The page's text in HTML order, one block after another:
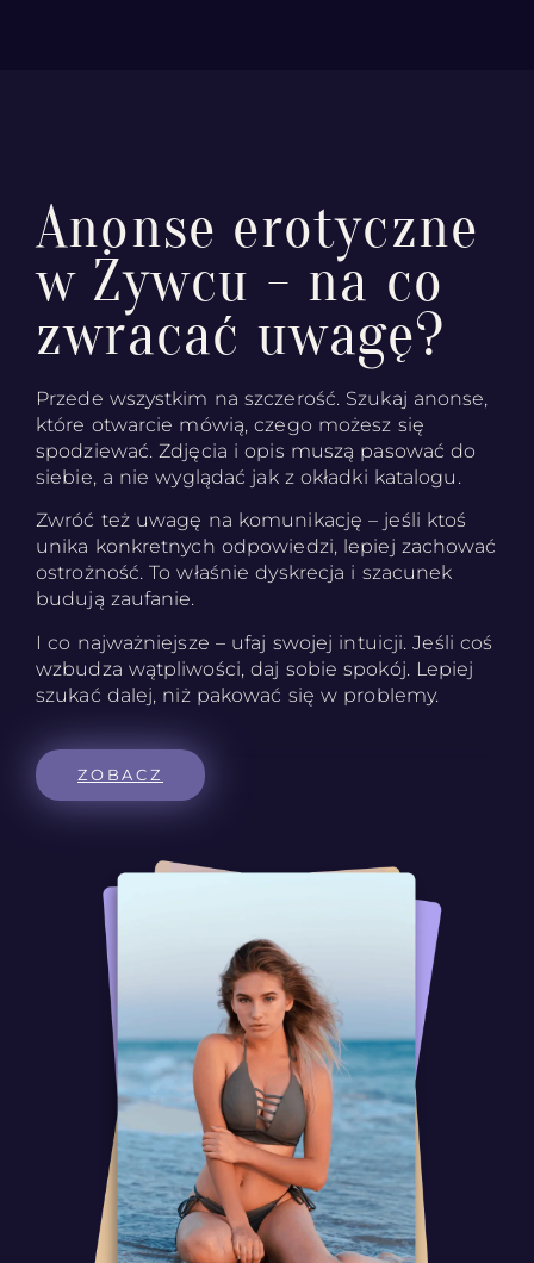
Anonse erotyczne
w Żywcu - na co
zwracać uwagę?
Przede wszystkim na szczerość. Szukaj anonse,
które otwarcie mówią, czego możesz się
spodziewać. Zdjęcia i opis muszą pasować do
siebie, a nie wyglądać jak z okładki katalogu.
Zwróć też uwagę na komunikację – jeśli ktoś
unika konkretnych odpowiedzi, lepiej zachować
ostrożność. To właśnie dyskrecja i szacunek
budują zaufanie.
I co najważniejsze – ufaj swojej intuicji. Jeśli coś
wzbudza wątpliwości, daj sobie spokój. Lepiej
szukać dalej, niż pakować się w problemy.
ZOBACZ